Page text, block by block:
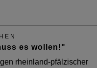
Zwei junge
Lust auf den
es wollen!"
rheinland-pfälzischer